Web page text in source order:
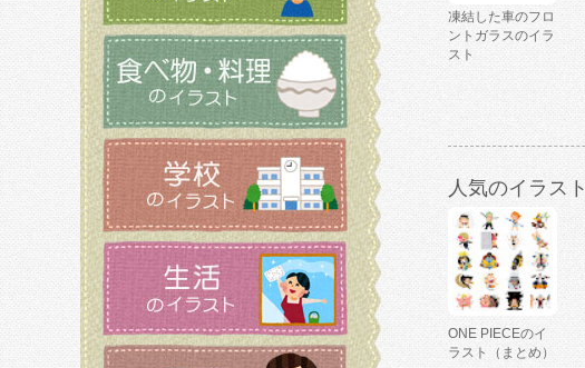
凍結した車のフロ
ントガラスのイラ
スト
人気のイラスト
ONE PIECEのイ
ラスト（まとめ）